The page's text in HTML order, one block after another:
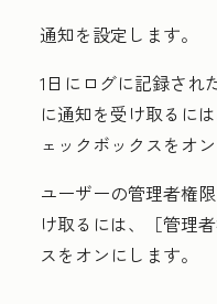
通知を設定します。
1日にログに記録され
に通知を受け取るに
ェックボックスをオン
ユーザーの管理者権
け取るには、［管理者
スをオンにします。